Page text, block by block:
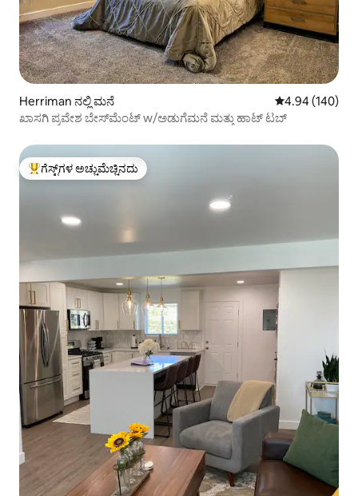
Herriman ನಲ್ಲಿ ಮನೆ 5 ರಲ್ಲಿ 4.94
4.94 (140)
ಖಾಸಗಿ ಪ್ರವೇಶ ಬೇಸ್‌ಮೆಂಟ್ w/ಅಡುಗೆಮನೆ ಮತ್ತು ಹಾಟ್ ಟಬ್
ಗೆಸ್ಟ್‌ಗಳಿಗೆ ಅತಿ ಹೆಚ್ಚು ಅಚ್ಚುಮೆಚ್ಚಿನದು
ಗೆಸ್ಟ್‌ಗಳ ಅಚ್ಚುಮೆಚ್ಚಿನದು